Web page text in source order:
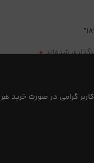
کاربر گرامی در صورت خرید
شده‌اند*